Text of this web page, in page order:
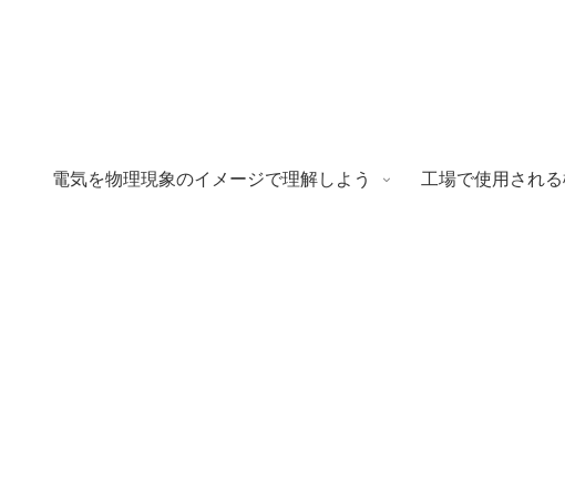
電気を物理現象のイメージで理解しよう 工場で使用され